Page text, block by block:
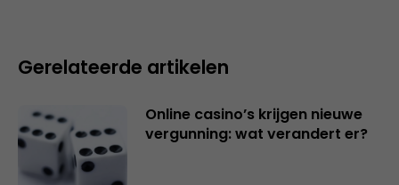
Gerelateerde artikelen
Online casino’s krijgen nieuwe
vergunning: wat verandert er?